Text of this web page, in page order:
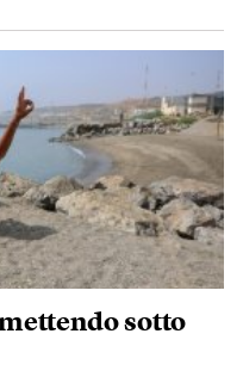
sotto